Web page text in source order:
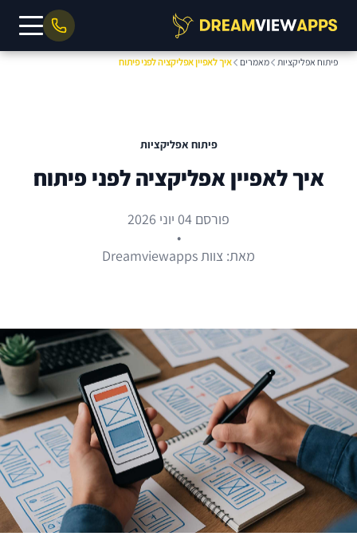
פיתוח אפליקציות מאמרים איך לאפיין אפליקציה לפני פיתוח
פיתוח אפליקציות
איך לאפיין אפליקציה לפני פיתוח
פורסם 04 יוני 2026
•
מאת: צוות Dreamviewapps